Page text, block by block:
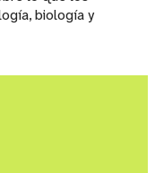
biología y